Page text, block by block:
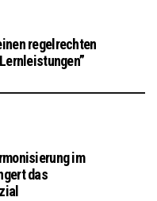
regelrechten
im
das